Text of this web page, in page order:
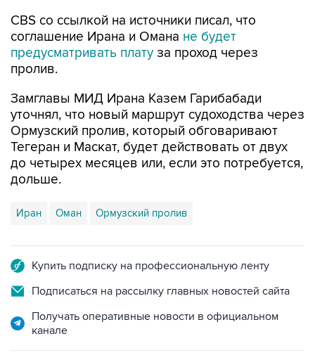
CBS со ссылкой на источники писал, что
соглашение Ирана и Омана не будет
предусматривать плату за проход через
пролив.
Замглавы МИД Ирана Казем Гарибабади
уточнял, что новый маршрут судоходства через
Ормузский пролив, который обговаривают
Тегеран и Маскат, будет действовать от двух
до четырех месяцев или, если это потребуется,
дольше.
Иран Оман Ормузский пролив
Купить подписку на профессиональную ленту
Подписаться на рассылку главных новостей сайта
Получать оперативные новости в официальном
канале